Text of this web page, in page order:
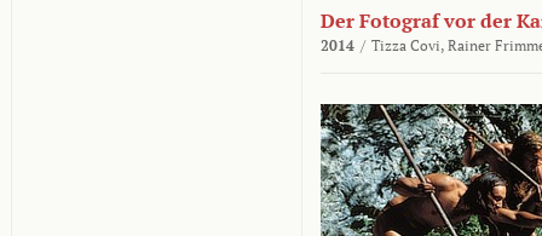
Der Fotograf vor der
2014 / Tizza Covi, Rainer